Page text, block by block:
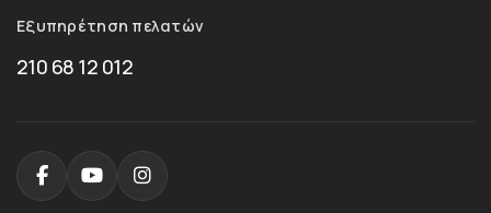
Εξυπηρέτηση πελατών
210 68 12 012